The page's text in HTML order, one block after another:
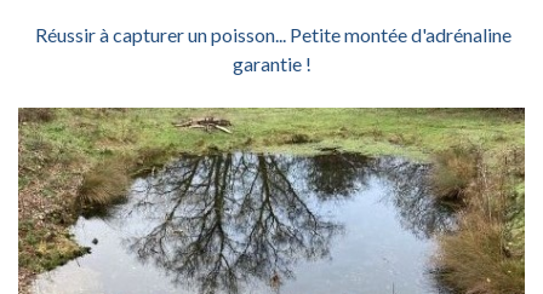
Réussir à capturer un poisson... Petite montée d'adrénaline
garantie !
ACTIVITÉ CRASSIER DE MUSSON